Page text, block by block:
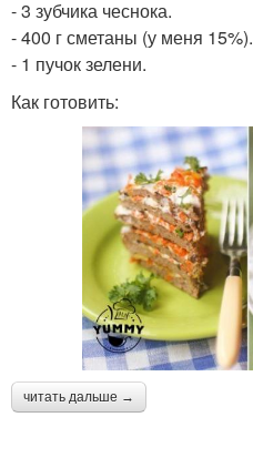
- 3 зубчика чеснока.
- 400 г сметаны (у меня 15%).
- 1 пучок зелени.
Как готовить:
читать дальше →